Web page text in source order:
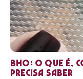
BHO: o que é,
precisa saber